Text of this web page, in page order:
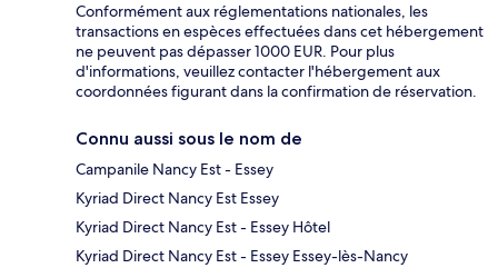
Conformément aux réglementations nationales, les
transactions en espèces effectuées dans cet hébergement
ne peuvent pas dépasser 1000 EUR. Pour plus
d'informations, veuillez contacter l'hébergement aux
coordonnées figurant dans la confirmation de réservation.
Connu aussi sous le nom de
Campanile Nancy Est - Essey
Kyriad Direct Nancy Est Essey
Kyriad Direct Nancy Est - Essey Hôtel
Kyriad Direct Nancy Est - Essey Essey-lès-Nancy